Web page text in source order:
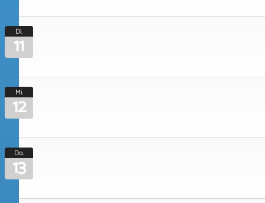
Di.
11
Mi.
12
Do.
13